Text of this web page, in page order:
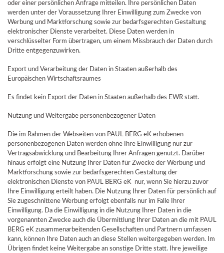
oder einer persönlichen Anfrage mitteilen. Ihre persönlichen Daten
werden unter der Voraussetzung Ihrer Einwilligung zum Zwecke von
Werbung und Marktforschung sowie zur bedarfsgerechten Gestaltung
elektronischer Dienste verarbeitet. Diese Daten werden in
verschlüsselter Form übertragen, um einem Missbrauch der Daten durch
Dritte entgegenzuwirken.
Export und Verarbeitung der Daten in Staaten außerhalb des
Europäischen Wirtschaftsraumes
Es findet kein Export der Daten in Staaten außerhalb des EWR statt.
Nutzung und Weitergabe personenbezogener Daten
Die im Rahmen der Webseiten von PAUL BERG eK erhobenen
personenbezogenen Daten werden ohne Ihre Einwilligung nur zur
Vertragsabwicklung und Bearbeitung Ihrer Anfragen genutzt. Darüber
hinaus erfolgt eine Nutzung Ihrer Daten für Zwecke der Werbung und
Marktforschung sowie zur bedarfsgerechten Gestaltung der
elektronischen Dienste von PAUL BERG eK nur, wenn Sie hierzu zuvor
Ihre Einwilligung erteilt haben. Die Nutzung Ihrer Daten für persönlich auf
Sie zugeschnittene Werbung erfolgt ebenfalls nur im Falle Ihrer
Einwilligung. Da die Einwilligung in die Nutzung Ihrer Daten in die
vorgenannten Zwecke auch die Übermittlung Ihrer Daten an die mit PAUL
BERG eK zusammenarbeitenden Gesellschaften und Partnern umfassen
kann, können Ihre Daten auch an diese Stellen weitergegeben werden. Im
Übrigen findet keine Weitergabe an sonstige Dritte statt. Ihre jeweilige